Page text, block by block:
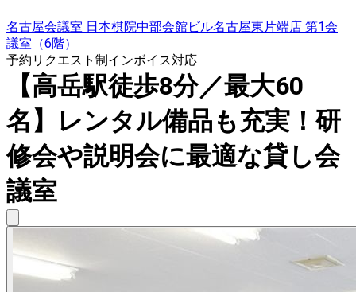
名古屋会議室 日本棋院中部会館ビル名古屋東片端店 第1会
議室（6階）
予約リクエスト制インボイス対応
【高岳駅徒歩8分／最大60
名】レンタル備品も充実！研
修会や説明会に最適な貸し会
議室